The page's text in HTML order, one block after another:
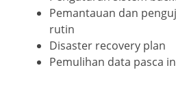
Pemantauan dan
rutin
Disaster recovery plan
Pemulihan data pasca